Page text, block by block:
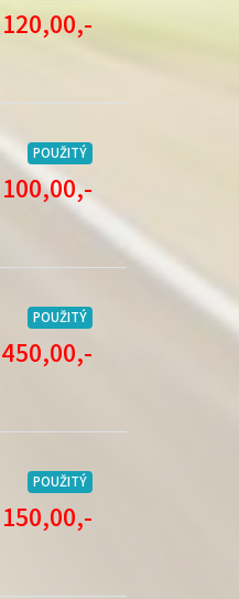
120,00,-
POUŽITÝ
100,00,-
POUŽITÝ
450,00,-
POUŽITÝ
150,00,-